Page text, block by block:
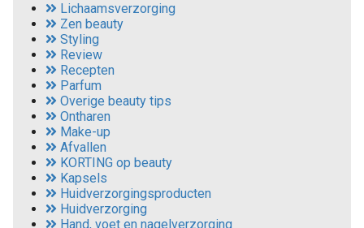
Lichaamsverzorging
Zen beauty
Styling
Review
Recepten
Parfum
Overige beauty tips
Ontharen
Make-up
Afvallen
KORTING op beauty
Kapsels
Huidverzorgingsproducten
Huidverzorging
Hand, voet en nagelverzorging